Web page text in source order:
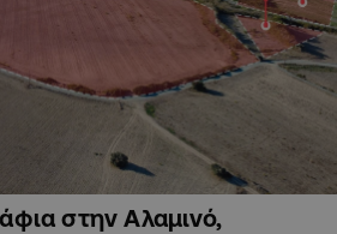
στην Αλαμινό,